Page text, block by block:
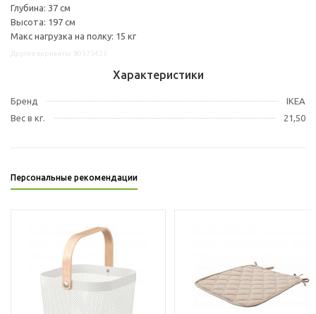
Глубина: 37 см
Высота: 197 см
Макс нагрузка на полку: 15 кг
Характеристики
Бренд
IKEA
Вес в кг.
21,50
Персональные рекомендации